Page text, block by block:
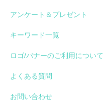
アンケート＆プレゼント
キーワード一覧
ロゴ/バナーのご利用について
よくある質問
お問い合わせ